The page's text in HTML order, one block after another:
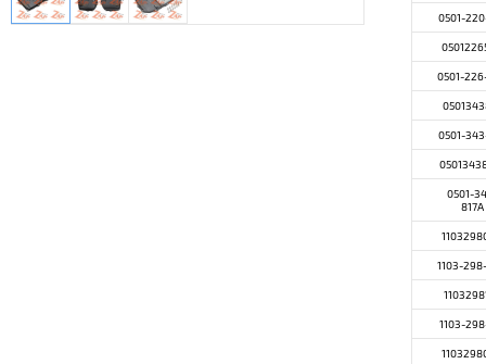
0501-
0501-
0501-
0501-
817A
1103-
1103-